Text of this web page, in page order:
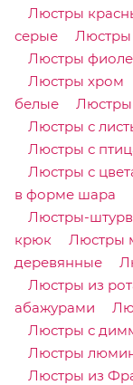
Люстры
серые
Люстры
Люстры
Люстры хром
белые
Люстры
Люстры с
Люстры с
Люстры с
в форме шара
Люстры-
крюк
Люстры
деревянные
Люстры из
абажурами
Люстры с
Люстры
Люстры из